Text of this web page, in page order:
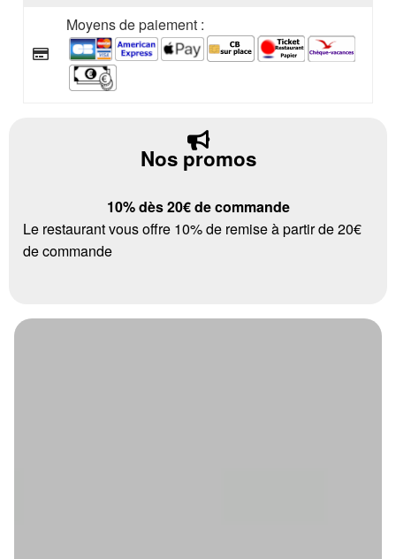
Moyens de paiement :
Nos promos
10% dès 20€ de commande
Le restaurant vous offre 10% de remise à partir de 20€
de commande